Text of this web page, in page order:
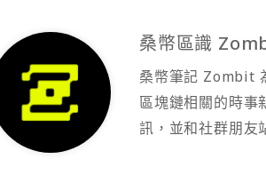
桑幣區識
桑幣筆記 Zombit
區塊鏈相關的時事
訊，並和社群朋友